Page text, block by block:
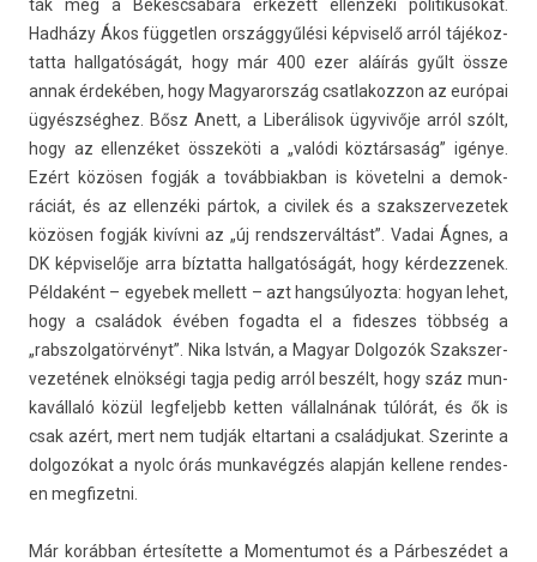
ták meg a Békéscsabára érkezett el­lenzéki politikusokat.
Hadházy Ákos füg­getl­en országgyűlési kép­viselő arról tájékoz­
tatta hallgatóságát, hogy már 400 ezer aláírás gyűlt össze
annak érdekében, hogy Magyarország csat­lakoz­zon az európai
ügyészséghez. Bősz Anett, a Liberálisok ügyvivője arról szólt,
hogy az el­lenzéket összeköti a „valódi köztársaság” igénye.
Ezért közösen fogják a továb­biak­ban is követel­ni a de­mok­
ráciát, és az el­lenzéki pártok, a civilek és a szakszer­vezetek
közösen fogják kivívni az „új re­ndszer­váltást”. Vadai Ágnes, a
DK kép­viselője arra bíz­tatta hallgatóságát, hogy kér­dezzenek.
Példaként – egyebek mel­lett – azt han­gsúlyoz­ta: hogyan lehet,
hogy a családok évében fogad­ta el a fides­zes többség a
„rabszol­gatör­vényt”. Nika István, a Magyar Dol­gozók Szakszer­
vezetének elnökségi tagja pedig arról beszélt, hogy száz mun­
kaváll­aló közül leg­feljebb kett­en vállalnának túlórát, és ők is
csak azért, mert nem tudják el­tartani a család­jukat. Szerin­te a
dol­gozókat a nyolc órás mun­kavég­zés alapján kel­lene re­ndes­
en meg­fizet­ni.
Már korábban értesítette a Momen­tumot és a Párbeszédet a